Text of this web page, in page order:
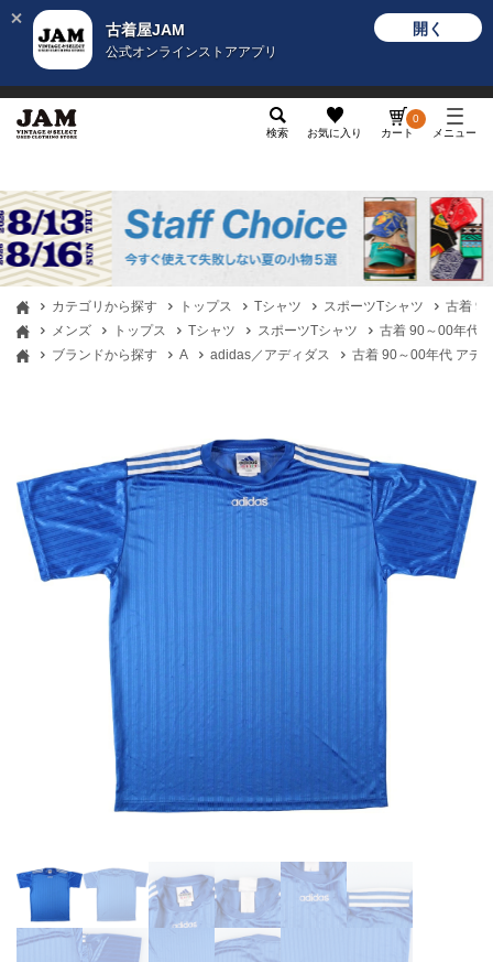
古着屋JAM
公式オンラインストアアプリ
開く
検索 お気に入り カート
0
メニュー
カテゴリから探す トップス Tシャツ スポーツTシャツ
古着
メンズ
トップス Tシャツ スポーツTシャツ
古着 90～00年代
ブランドから探す
A adidas／アディダス 古着 90～00年代 アデ